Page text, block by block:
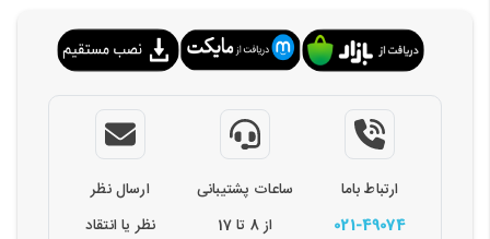
ارتباط باما
021-49074
ساعات پشتیبانی
از 8 تا 17
ارسال نظر
نظر یا انتقاد